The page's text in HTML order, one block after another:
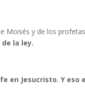
Moisés y de los
la ley.
en Jesucristo. Y eso